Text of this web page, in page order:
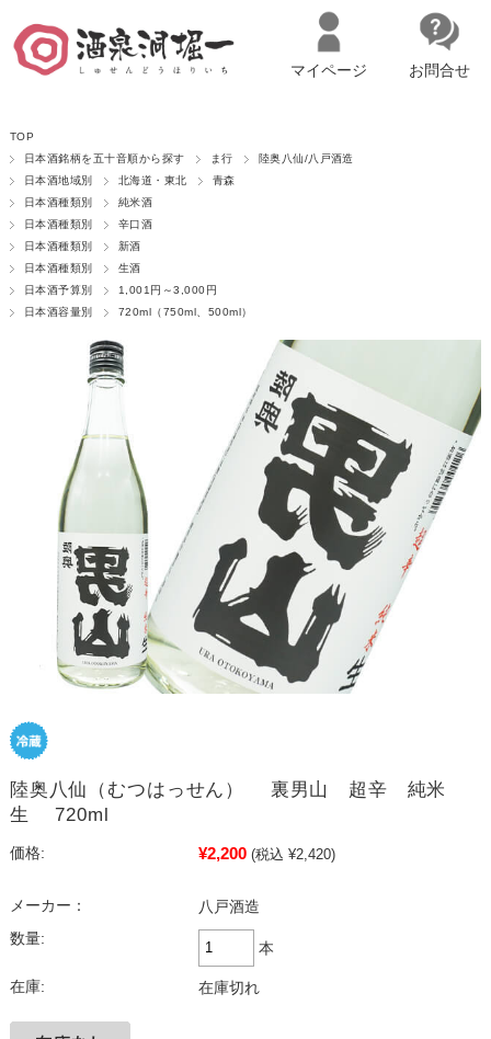
マイページへログイン カートをみる
マイページ お問合せ
TOP
日本酒銘柄を五十音順から探す
ま行
陸奥八仙/八戸酒造
日本酒地域別
北海道・東北
青森
日本酒種類別
純米酒
日本酒種類別
辛口酒
日本酒種類別
新酒
日本酒種類別
生酒
日本酒予算別
1,001円～3,000円
日本酒容量別
720ml（750ml、500ml）
陸奥八仙（むつはっせん） 裏男山 超辛 純米
生 720ml
価格: ¥2,200 (税込 ¥2,420)
メーカー：
八戸酒造
数量:
本
在庫: 在庫切れ